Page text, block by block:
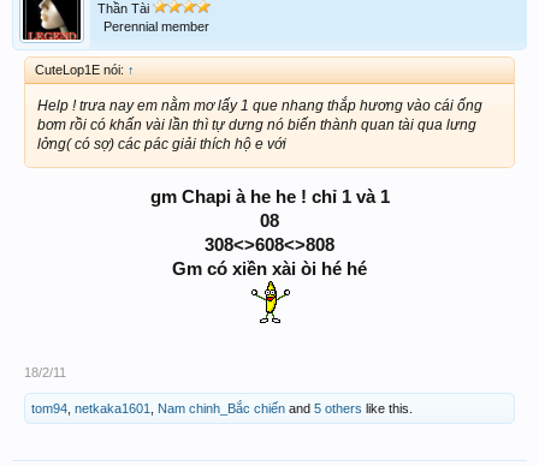
Thần Tài
Perennial member
CuteLop1E nói: ↑
Help ! trưa nay em nằm mơ lấy 1 que nhang thắp hương vào cái ống
bơm rồi có khấn vài lần thì tự dưng nó biến thành quan tài qua lưng
lởng( có sợ) các pác giải thích hộ e với
gm Chapi à he he ! chỉ 1 và 1
08
308<>608<>808
Gm có xiền xài òi hé hé
18/2/11
tom94 netkaka1601 Nam chinh_Bắc chiến and 5 others like this.